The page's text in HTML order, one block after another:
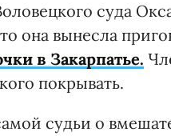
суда
она вынесла
в Закарпатье.
покрывать.
судьи о